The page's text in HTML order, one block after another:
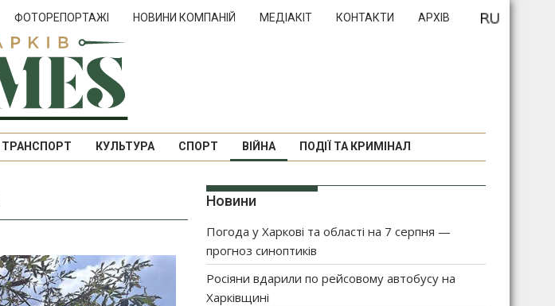
ФОТОРЕПОРТАЖІ НОВИНИ КОМПАНІЙ МЕДІАКІТ КОНТАКТИ АРХІВ
ТРАНСПОРТ КУЛЬТУРА СПОРТ ВІЙНА ПОДІЇ ТА КРИМІНАЛ
Новини
Погода у Харкові та області на 7 серпня —
прогноз синоптиків
Росіяни вдарили по рейсовому автобусу на
Харківщині